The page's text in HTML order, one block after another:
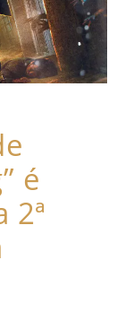
é
2ª